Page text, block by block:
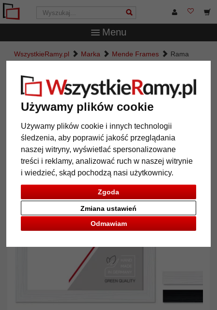
Używamy plików cookie
Używamy plików cookie i innych technologii
śledzenia, aby poprawić jakość przeglądania
naszej witryny, wyświetlać spersonalizowane
treści i reklamy, analizować ruch w naszej witrynie
i wiedzieć, skąd pochodzą nasi użytkownicy.
Zgoda
Odmawiam
Zmiana ustawień
Menu
WszystkieRamy.pl Marka Mende Frames
Rama
Rama drewniana Gavam na
wymiar
Powrót